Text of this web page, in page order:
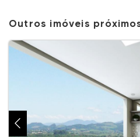
Outros imóveis